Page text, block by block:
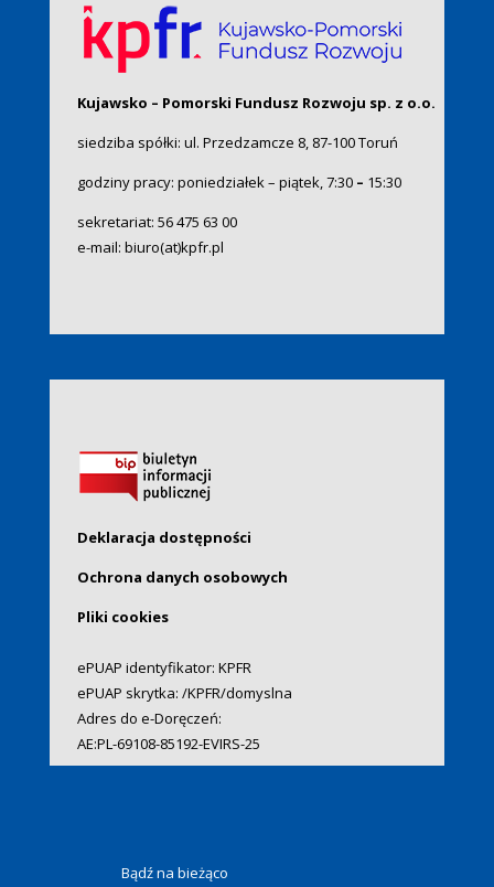
Kujawsko – Pomorski Fundusz Rozwoju sp. z o.o.
siedziba spółki: ul. Przedzamcze 8, 87-100 Toruń
godziny pracy: poniedziałek – piątek, 7:30– 15:30
sekretariat: 56 475 63 00
e-mail: biuro(at)kpfr.pl
Deklaracja dostępności
Ochrona danych osobowych
Pliki cookies
ePUAP identyfikator: KPFR
ePUAP skrytka: /KPFR/domyslna
Adres do e-Doręczeń:
AE:PL-69108-85192-EVIRS-25
Bądź na bieżąco